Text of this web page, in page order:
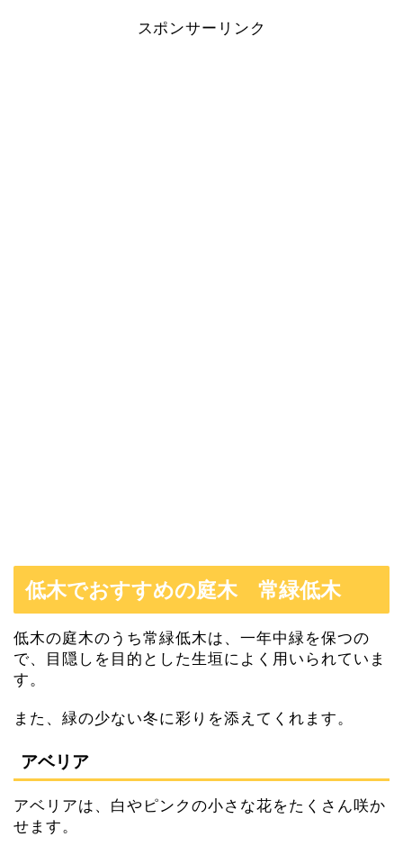
スポンサーリンク
低木でおすすめの庭木 常緑低木
低木の庭木のうち常緑低木は、一年中緑を保つの
で、目隠しを目的とした生垣によく用いられていま
す。
また、緑の少ない冬に彩りを添えてくれます。
アベリア
アベリアは、白やピンクの小さな花をたくさん咲か
せます。